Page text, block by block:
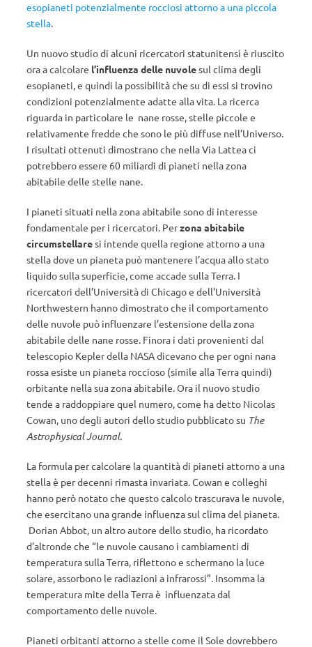
esopianeti potenzialmente rocciosi attorno a una piccola
stella.
Un nuovo studio di alcuni ricercatori statunitensi è riuscito
ora a calcolare l’influenza delle nuvolesul clima degli
esopianeti, e quindi la possibilità che su di essi si trovino
condizioni potenzialmente adatte alla vita. La ricerca
riguarda in particolare le nane rosse, stelle piccole e
relativamente fredde che sono le più diffuse nell’Universo.
I risultati ottenuti dimostrano che nella Via Lattea ci
potrebbero essere 60 miliardi di pianeti nella zona
abitabile delle stelle nane.
I pianeti situati nella zona abitabile sono di interesse
fondamentale per i ricercatori. Perzona abitabile
circumstellaresi intende quella regione attorno a una
stella dove un pianeta può mantenere l’acqua allo stato
liquido sulla superficie, come accade sulla Terra. I
ricercatori dell’Università di Chicago e dell’Università
Northwestern hanno dimostrato che il comportamento
delle nuvole può influenzare l’estensione della zona
abitabile delle nane rosse. Finora i dati provenienti dal
telescopio Kepler della NASA dicevano che per ogni nana
rossa esiste un pianeta roccioso (simile alla Terra quindi)
orbitante nella sua zona abitabile. Ora il nuovo studio
tende a raddoppiare quel numero, come ha detto Nicolas
Cowan, uno degli autori dello studio pubblicato su The
Astrophysical Journal.
La formula per calcolare la quantità di pianeti attorno a una
stella è per decenni rimasta invariata. Cowan e colleghi
hanno però notato che questo calcolo trascurava le nuvole,
che esercitano una grande influenza sul clima del pianeta.
Dorian Abbot, un altro autore dello studio, ha ricordato
d’altronde che “le nuvole causano i cambiamenti di
temperatura sulla Terra, riflettono e schermano la luce
solare, assorbono le radiazioni a infrarossi”. Insomma la
temperatura mite della Terra è influenzata dal
comportamento delle nuvole.
Pianeti orbitanti attorno a stelle come il Sole dovrebbero